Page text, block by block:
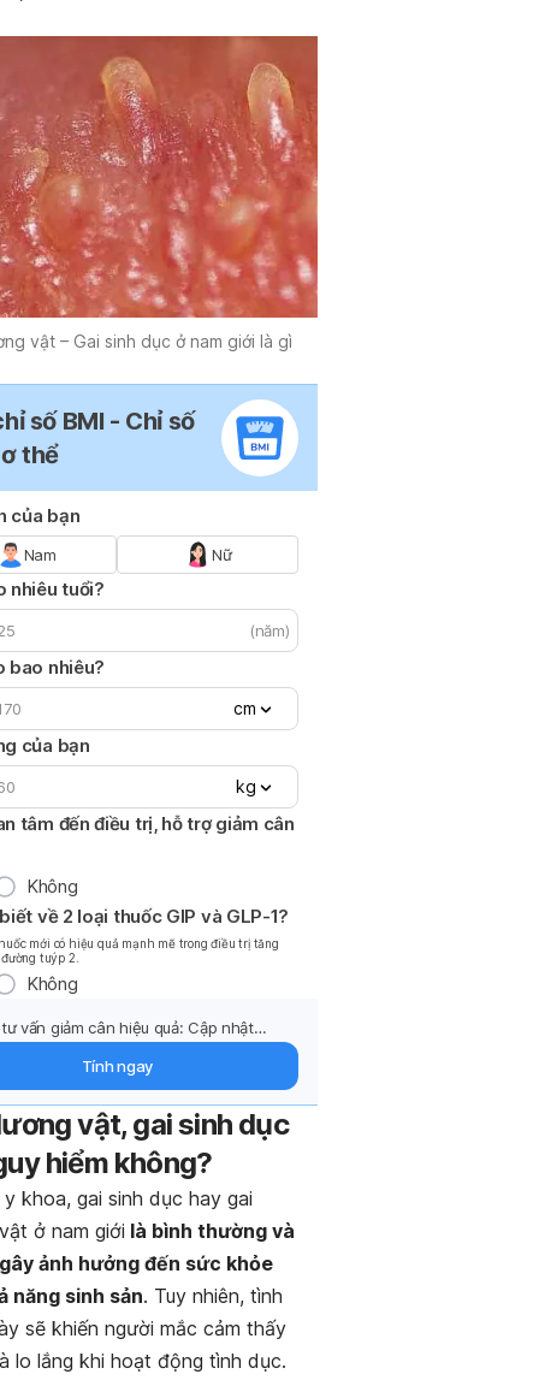
vật – Gai sinh dục ở nam giới là gì
số BMI - Chỉ số
thể
của bạn
Nam Nữ
nhiêu tuổi?
(năm)
bao nhiêu?
cm
của bạn
kg
tâm đến điều trị, hỗ trợ giảm cân
Không
về 2 loại thuốc GIP và GLP-1?
mới có hiệu quả mạnh mẽ trong điều trị tăng
tuýp 2.
Không
vấn giảm cân hiệu quả: Cập nhật
Tính ngay
vật, gai sinh dục
hiểm không?
khoa, gai sinh dục hay gai
ở nam giới là bình thường và
ảnh hưởng đến sức khỏe
năng sinh sản. Tuy nhiên, tình
sẽ khiến người mắc cảm thấy
lo lắng khi hoạt động tình dục.